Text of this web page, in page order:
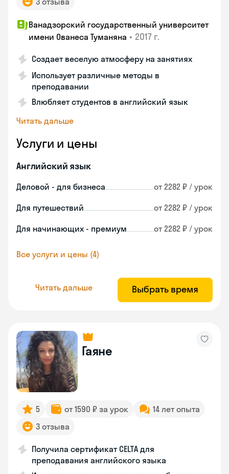
Ванадзорский государственный университет
имени Ованеса Туманяна • 2017 г.
Создает веселую атмосферу на занятиях
Использует различные методы в
преподавании
Влюбляет студентов в английский язык
Читать дальше
Услуги и цены
Английский язык
Деловой - для бизнеса от 2282 ₽ / урок
Для путешествий от 2282 ₽ / урок
Для начинающих - премиум от 2282 ₽ / урок
Все услуги и цены (4)
Читать дальше Выбрать время
Гаяне
5 от 1590 ₽ за урок
14 лет опыта
3 отзыва
Получила сертификат CELTA для
преподавания английского языка